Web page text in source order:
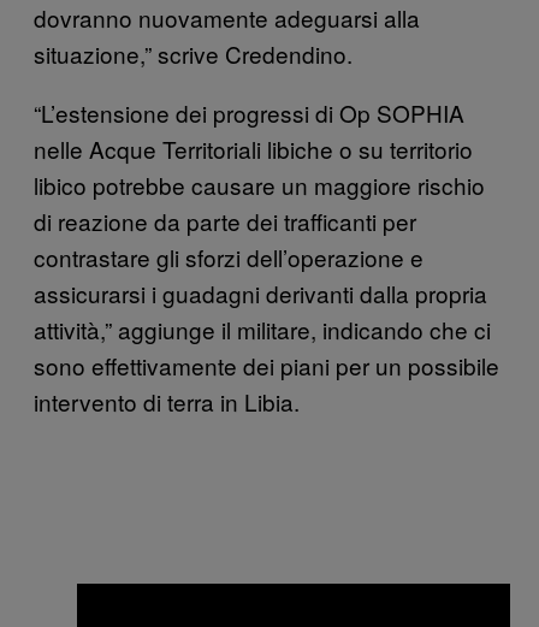
dovranno nuovamente adeguarsi alla
situazione,” scrive Credendino.
“L’estensione dei progressi di Op SOPHIA
nelle Acque Territoriali libiche o su territorio
libico potrebbe causare un maggiore rischio
di reazione da parte dei trafficanti per
contrastare gli sforzi dell’operazione e
assicurarsi i guadagni derivanti dalla propria
attività,” aggiunge il militare, indicando che ci
sono effettivamente dei piani per un possibile
intervento di terra in Libia.